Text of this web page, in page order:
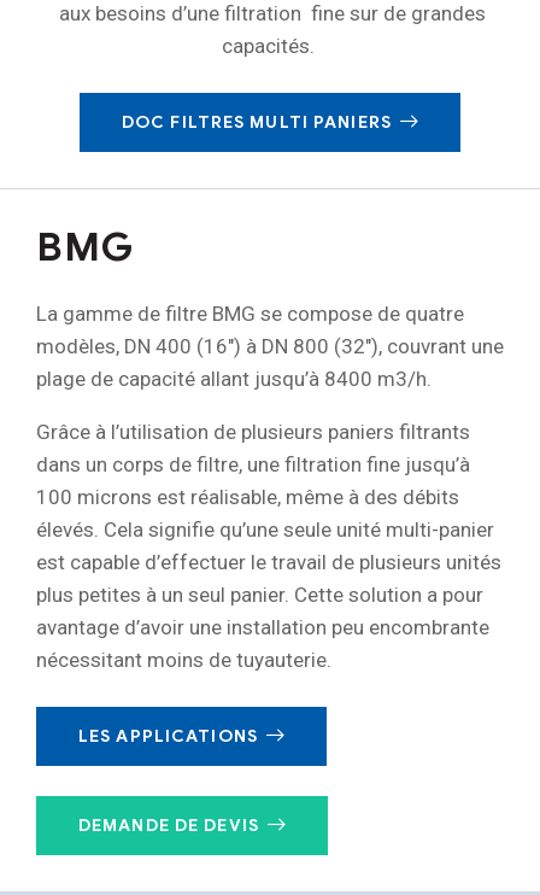
aux besoins d’une filtration fine sur de grandes
capacités.
DOC FILTRES MULTI PANIERS
BMG
La gamme de filtre BMG se compose de quatre
modèles, DN 400 (16″) à DN 800 (32″), couvrant une
plage de capacité allant jusqu’à 8400 m3/h.
Grâce à l’utilisation de plusieurs paniers filtrants
dans un corps de filtre, une filtration fine jusqu’à
100 microns est réalisable, même à des débits
élevés. Cela signifie qu’une seule unité multi-panier
est capable d’effectuer le travail de plusieurs unités
plus petites à un seul panier. Cette solution a pour
avantage d’avoir une installation peu encombrante
nécessitant moins de tuyauterie.
LES APPLICATIONS
DEMANDE DE DEVIS